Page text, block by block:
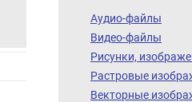
Аудио-файлы
Видео-файлы
Рисунки,
Растровые
Векторные